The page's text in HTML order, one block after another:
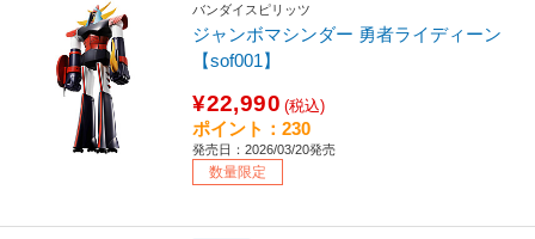
バンダイスピリッツ
ジャンボマシンダー 勇者ライディーン
【sof001】
¥22,990 (税込)
ポイント：230
発売日：2026/03/20発売
数量限定